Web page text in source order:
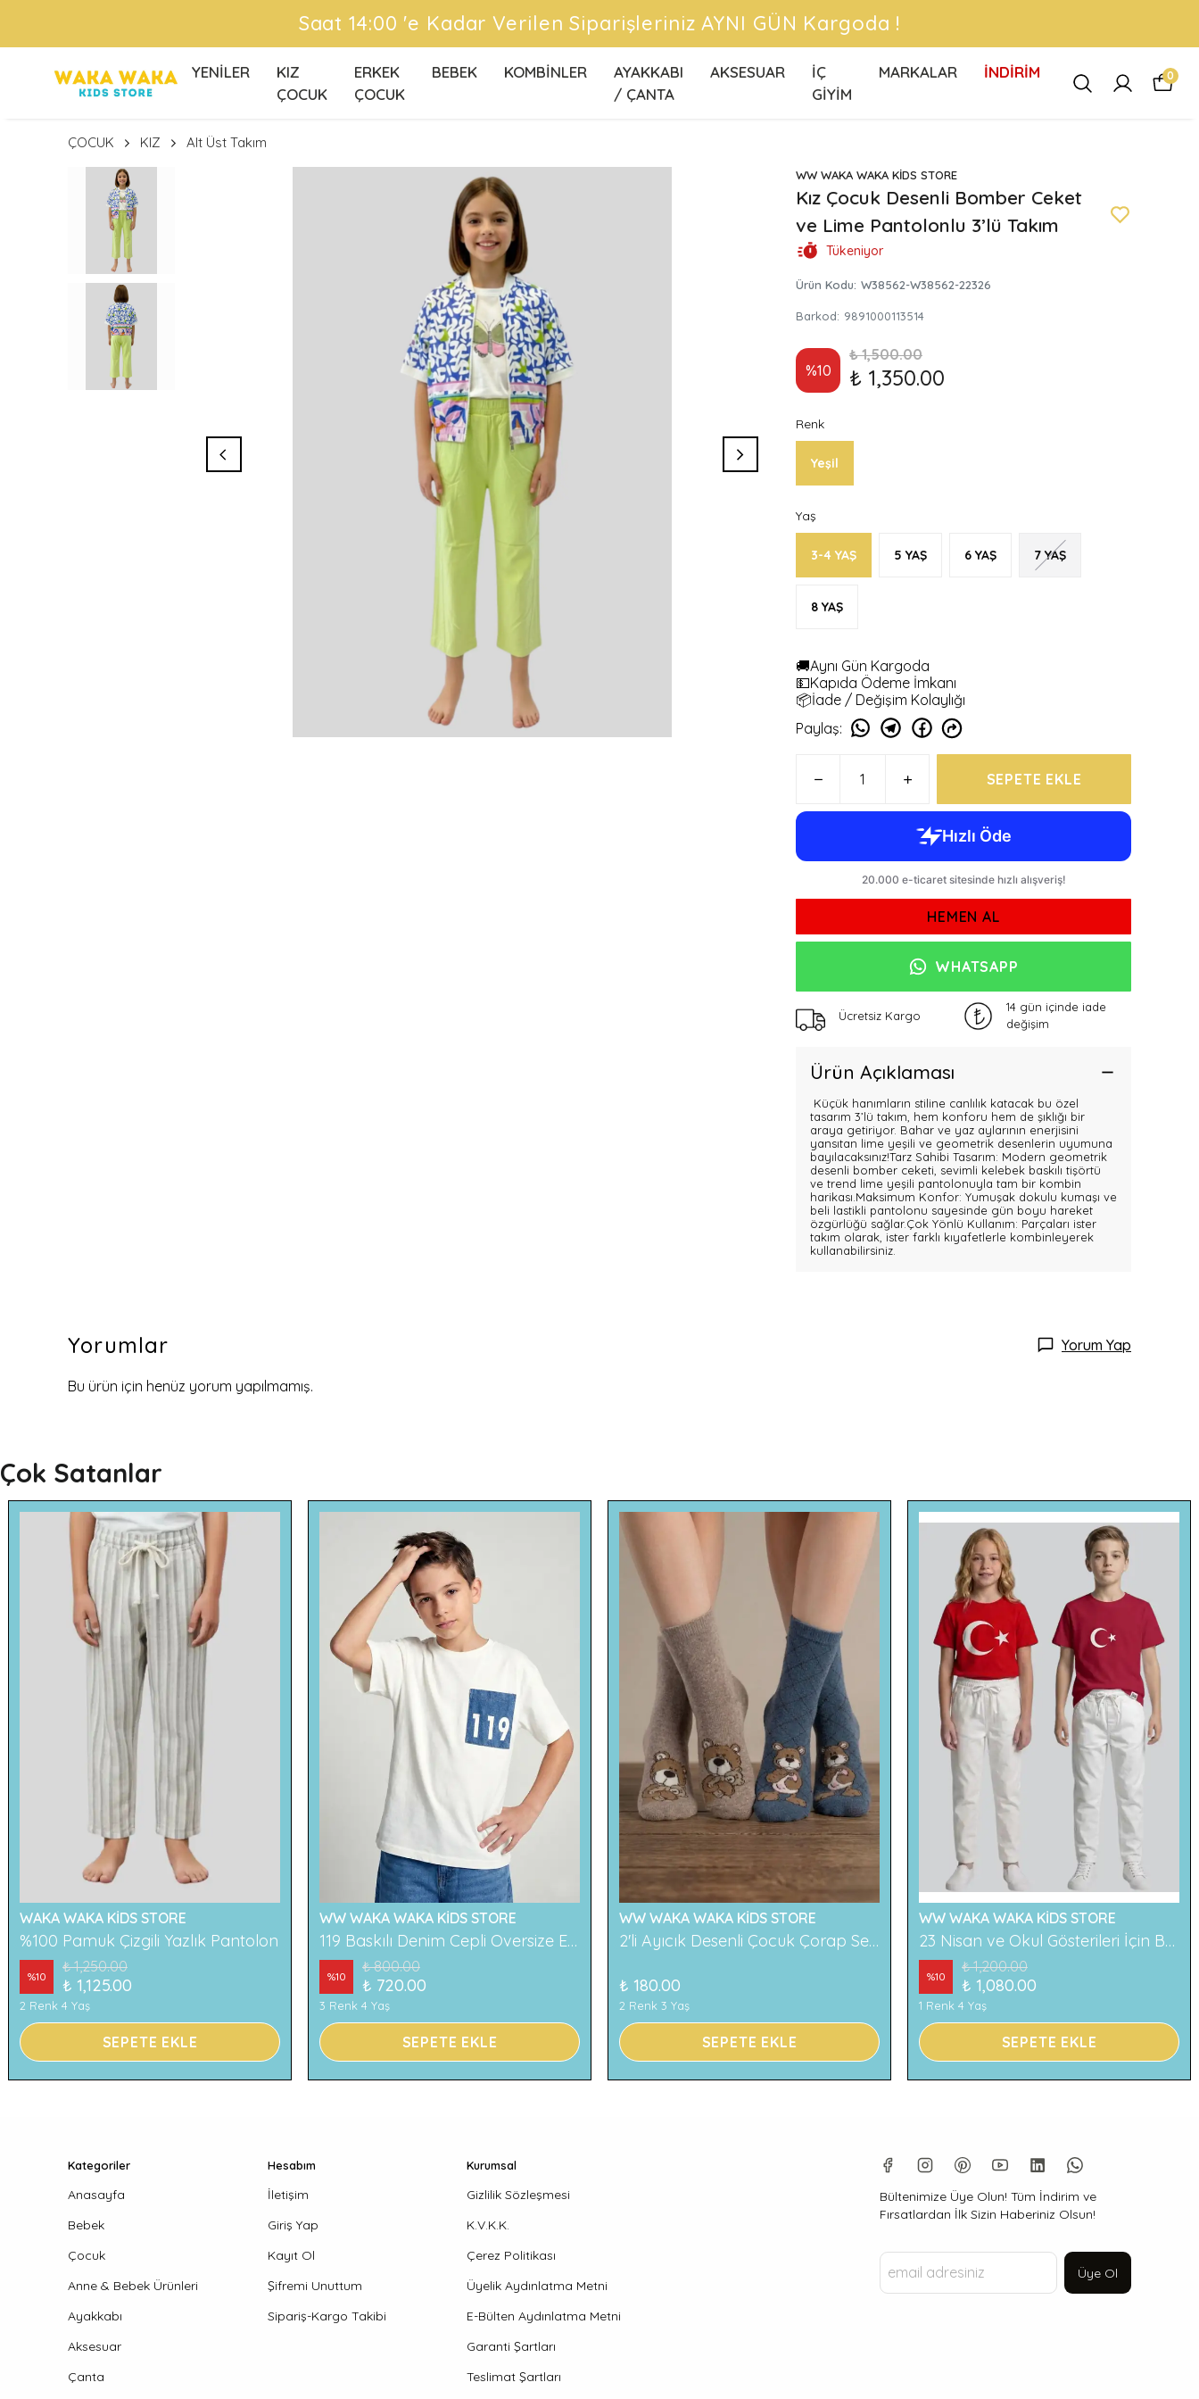
ÜCRETSİZ KARGO FIRSATLARINI KAÇIRMA !
YENİLER
KIZ
ÇOCUK
ERKEK
ÇOCUK
BEBEK KOMBİNLER
AYAKKABI
/ ÇANTA
AKSESUAR
İÇ
GİYİM
MARKALAR İNDİRİM 0
ÇOCUK KIZ Alt Üst Takım
WW WAKA WAKA KİDS STORE
Kız Çocuk Desenli Bomber Ceket
ve Lime Pantolonlu 3’lü Takım
Tükeniyor
Ürün Kodu: W38562-W38562-22326
Barkod: 9891000113514
%10
₺ 1,500.00
₺ 1,350.00
Renk
Yeşil
Yaş
3-4 YAŞ 5 YAŞ 6 YAŞ 7 YAŞ
8 YAŞ
🚚Aynı Gün Kargoda
💵Kapıda Ödeme İmkanı
📦İade / Değişim Kolaylığı
Paylaş:
SEPETE EKLE
HEMEN AL
WHATSAPP
Ücretsiz Kargo
14 gün içinde iade
değişim
Ürün Açıklaması
Küçük hanımların stiline canlılık katacak bu özel
tasarım 3’lü takım, hem konforu hem de şıklığı bir
araya getiriyor. Bahar ve yaz aylarının enerjisini
yansıtan lime yeşili ve geometrik desenlerin uyumuna
bayılacaksınız!Tarz Sahibi Tasarım: Modern geometrik
desenli bomber ceketi, sevimli kelebek baskılı tişörtü
ve trend lime yeşili pantolonuyla tam bir kombin
harikası.Maksimum Konfor: Yumuşak dokulu kumaşı ve
beli lastikli pantolonu sayesinde gün boyu hareket
özgürlüğü sağlar.Çok Yönlü Kullanım: Parçaları ister
takım olarak, ister farklı kıyafetlerle kombinleyerek
kullanabilirsiniz.
Yorumlar Yorum Yap
Bu ürün için henüz yorum yapılmamış.
Çok Satanlar
WAKA WAKA KİDS STORE
%100 Pamuk Çizgili Yazlık Pantolon
%10
₺ 1,250.00
₺ 1,125.00
2 Renk 4 Yaş
SEPETE EKLE
WW WAKA WAKA KİDS STORE
119 Baskılı Denim Cepli Oversize Erkek Çocuk Tişört
%10
₺ 800.00
₺ 720.00
3 Renk 4 Yaş
SEPETE EKLE
WW WAKA WAKA KİDS STORE
2'li Ayıcık Desenli Çocuk Çorap Seti Renkli ve Eğlenceli Desenler Rahat ve Yumuşak Kumaş
₺ 180.00
2 Renk 3 Yaş
SEPETE EKLE
WW WAKA WAKA KİDS STORE
23 Nisan ve Okul Gösterileri İçin Beyaz Çocuk Pantolonu
%10
₺ 1,200.00
₺ 1,080.00
1 Renk 4 Yaş
SEPETE EKLE
Kategoriler
Anasayfa
Bebek
Çocuk
Anne & Bebek Ürünleri
Ayakkabı
Aksesuar
Çanta
Hesabım
İletişim
Giriş Yap
Kayıt Ol
Şifremi Unuttum
Sipariş-Kargo Takibi
Kurumsal
Gizlilik Sözleşmesi
K.V.K.K.
Çerez Politikası
Üyelik Aydınlatma Metni
E-Bülten Aydınlatma Metni
Garanti Şartları
Teslimat Şartları
Bültenimize Üye Olun! Tüm İndirim ve
Fırsatlardan İlk Sizin Haberiniz Olsun!
Üye Ol